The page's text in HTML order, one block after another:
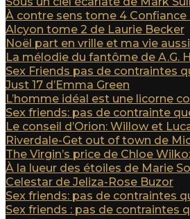
À contre sens tome 4 Confiance
Alcyon tome 2 de Laurie Becker
Noël part en vrille et ma vie
La mélodie du fantôme de A.G.
Sex Friends pas de contraintes
Just 17 d’Emma Green
L’homme idéal est une licorne
Sex friends: pas de contrainte
Le conseil d’Orion: Willow et
Riverdale-Get out of town de
The Virgin’s price de Chloe
À la lueur des étoiles de Marie
Celestar de Jeliza-Rose Buzor
Sex friends: pas de contraintes
Sex friends : pas de contraintes